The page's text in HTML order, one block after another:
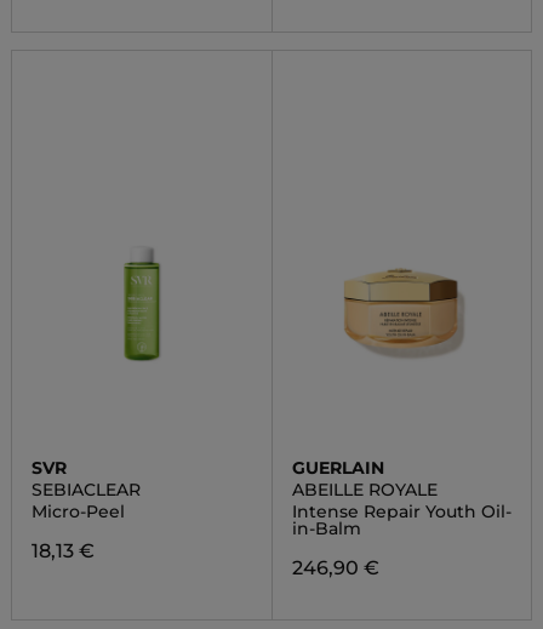
SVR
SEBIACLEAR
Micro-Peel
18,13 €
GUERLAIN
ABEILLE ROYALE
Intense Repair Youth Oil-
in-Balm
246,90 €